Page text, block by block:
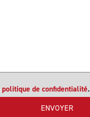
politique de confidentialité.